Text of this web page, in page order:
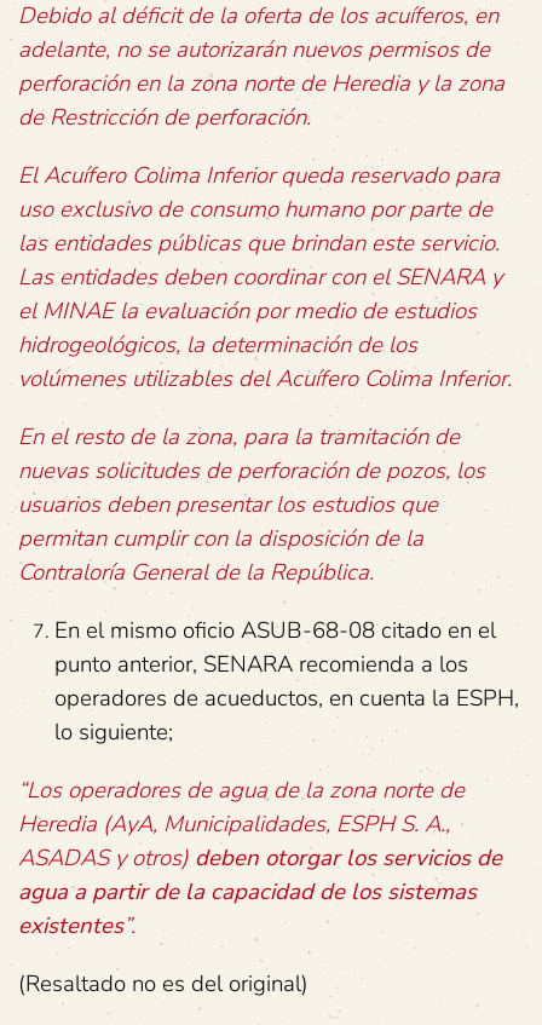
Debido al déficit de la oferta de los acuíferos, en
adelante, no se autorizarán nuevos permisos de
perforación en la zona norte de Heredia y la zona
de Restricción de perforación.
El Acuífero Colima Inferior queda reservado para
uso exclusivo de consumo humano por parte de
las entidades públicas que brindan este servicio.
Las entidades deben coordinar con el SENARA y
el MINAE la evaluación por medio de estudios
hidrogeológicos, la determinación de los
volúmenes utilizables del Acuífero Colima Inferior.
En el resto de la zona, para la tramitación de
nuevas solicitudes de perforación de pozos, los
usuarios deben presentar los estudios que
permitan cumplir con la disposición de la
Contraloría General de la República.
En el mismo oficio ASUB-68-08 citado en el
punto anterior, SENARA recomienda a los
operadores de acueductos, en cuenta la ESPH,
lo siguiente;
“Los operadores de agua de la zona norte de
Heredia (AyA, Municipalidades, ESPH S. A.,
ASADAS y otros) deben otorgar los servicios de
agua a partir de la capacidad de los sistemas
existentes”.
(Resaltado no es del original)